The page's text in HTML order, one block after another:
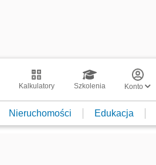
Kalkulatory Szkolenia Konto
Nieruchomości Edukacja